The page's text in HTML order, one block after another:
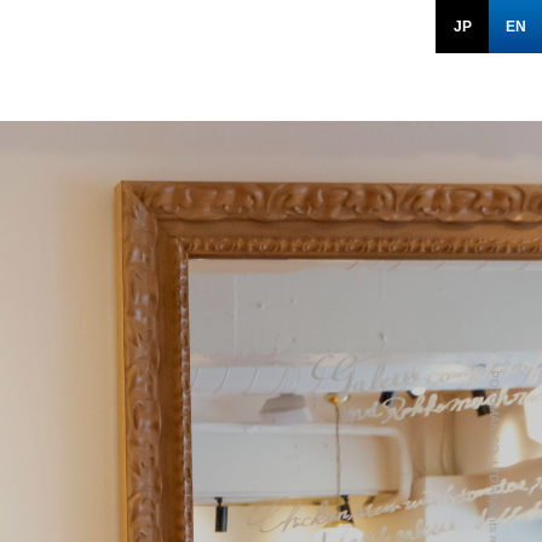
JP EN
POTOMAK CO.,LTD All rights reserved.